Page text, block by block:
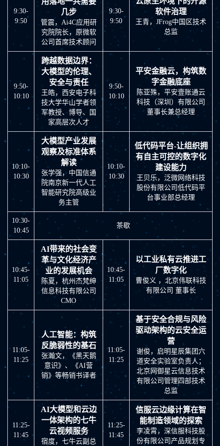
9:30-
9:50
几步
管震，Ai4C应用研
究院院长，原微软
公司首席技术顾问
9:30-
9:50
软件治理
王青，JFrog中国区技术
总监
9:50-
10:10
跨越数据边界：
大模型的伦理、
安全与责任
王皓，西安电子科
技大学华山学者领
军教授、博导、国
家高层次人才
9:50-
10:10
平安金融云，构筑数
字金融底座
陈亚殊，平安壹账通云
科技（深圳）有限公司
董事长兼总经理
10:10-
10:30
大模型产业发展
观察及标准体系
解读
张学强，中国信通
院南京新一代人工
智能研究院高级业
务主管
10:10-
10:30
低代码平台-让组织拥
有自主可控的数字化
建设能力
王贝乐，泛微网络科技
股份有限公司低代码平
台事业部总经理
10:30-
10:45
茶歇
10:45-
11:05
AI带来的社会变
革与文化经济产
业的发展机会
陈夏，杭州杰梵绅
信息科技有限公司
CMO
10:45-
11:05
以工业私有云推进工
厂数字化
曹俊义 ，北京伟联科技
有限公司 董事长
11:05-
11:25
人工智能：构筑
反脆弱性的基石
张瀚文，《黑天鹅
意识》、《AI营
销》等畅销书译者
11:05-
11:25
基于安全合规与风险
驱动架构的云安全运
营
谢俊，启明星辰集团六
道安全实验室负责人；
北京网御星云信息技术
有限公司管理四部技术
总监
11:25-
11:45
AI大模型和云边
一体架构的七牛
云视频服务
宿度，七牛云副总
11:25-
11:45
信服云边缘计算在智
能制造领域的探索
李凌霄，深信服科技股
份有限公司产品规划专